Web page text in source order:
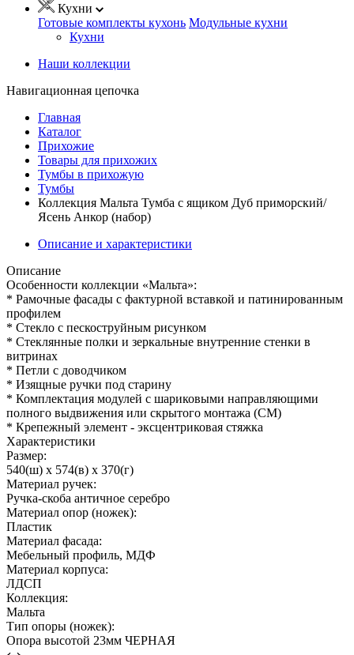
Кухни
Готовые комплекты кухонь Модульные кухни
Кухни
Наши коллекции
Навигационная цепочка
Главная
Каталог
Прихожие
Товары для прихожих
Тумбы в прихожую
Тумбы
Коллекция Мальта Тумба с ящиком Дуб приморский/
Ясень Анкор (набор)
Описание и характеристики
Описание
Особенности коллекции «Мальта»:
* Рамочные фасады с фактурной вставкой и патинированным
профилем
* Стекло с пескоструйным рисунком
* Стеклянные полки и зеркальные внутренние стенки в
витринах
* Петли с доводчиком
* Изящные ручки под старину
* Комплектация модулей с шариковыми направляющими
полного выдвижения или скрытого монтажа (СМ)
* Крепежный элемент - эксцентриковая стяжка
Характеристики
Размер:
540(ш) x 574(в) x 370(г)
Материал ручек:
Ручка-скоба античное серебро
Материал опор (ножек):
Пластик
Материал фасада:
Мебельный профиль, МДФ
Материал корпуса:
ЛДСП
Коллекция:
Мальта
Тип опоры (ножек):
Опора высотой 23мм ЧЕРНАЯ